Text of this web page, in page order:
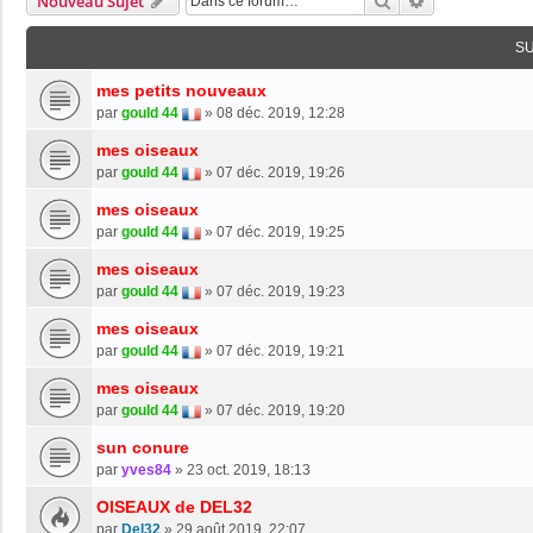
mes petits nouveaux
par gould 44 » 08 déc. 2019, 12:28
mes oiseaux
par gould 44 » 07 déc. 2019, 19:26
mes oiseaux
par gould 44 » 07 déc. 2019, 19:25
mes oiseaux
par gould 44 » 07 déc. 2019, 19:23
mes oiseaux
par gould 44 » 07 déc. 2019, 19:21
mes oiseaux
par gould 44 » 07 déc. 2019, 19:20
sun conure
par yves84 » 23 oct. 2019, 18:13
OISEAUX de DEL32
par Del32 » 29 août 2019, 22:07